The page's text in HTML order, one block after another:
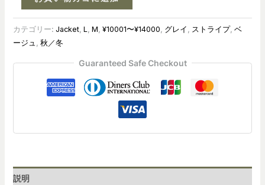
カテゴリー: Jacket, L M ¥10001〜¥14000 グレイ ストライプ, ベ
ージュ
秋／冬
Guaranteed Safe Checkout
説明